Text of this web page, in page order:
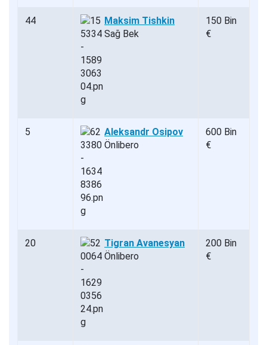
44
Maksim Tishkin
Sağ Bek
150 Bin
€
5
Aleksandr Osipov
Önlibero
600 Bin
€
20
Tigran Avanesyan
Önlibero
200 Bin
€